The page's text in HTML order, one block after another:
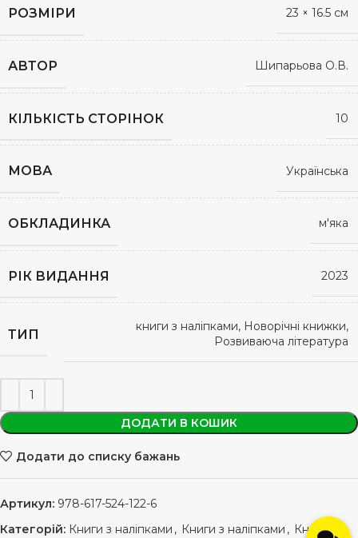
РОЗМІРИ 23 × 16.5 см
АВТОР Шипарьова О.В.
КІЛЬКІСТЬ СТОРІНОК 10
МОВА Українська
ОБКЛАДИНКА м'яка
РІК ВИДАННЯ 2023
ТИП
книги з наліпками, Новорічні книжки,
Розвиваюча література
ДОДАТИ В КОШИК
Додати до списку бажань
Артикул: 978-617-524-122-6
Категорій: Книги з наліпками , Книги з наліпками , Книги з